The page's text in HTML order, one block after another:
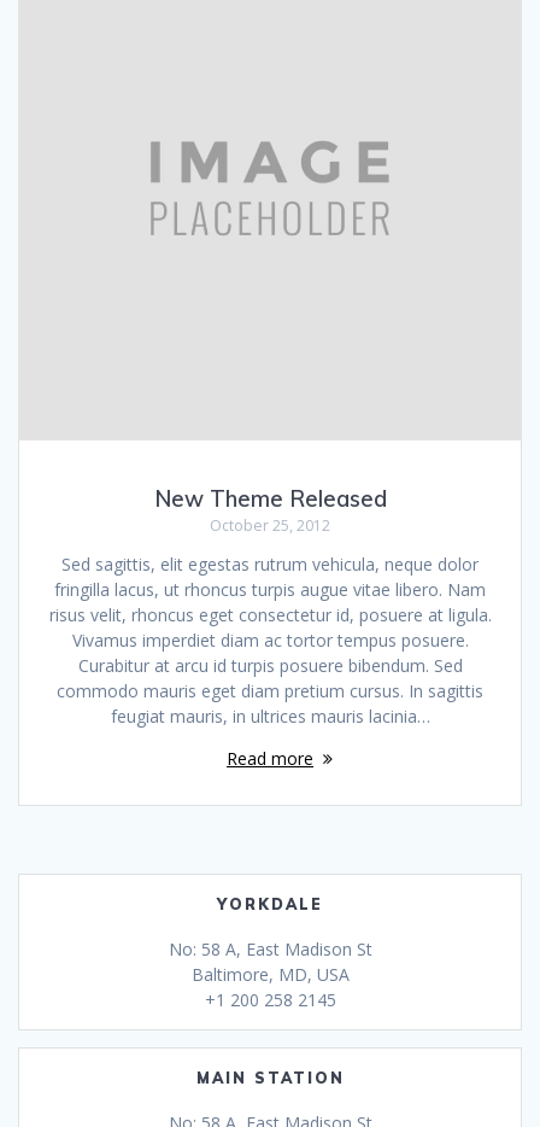
New Theme Released
October 25, 2012
Sed sagittis, elit egestas rutrum vehicula, neque dolor
fringilla lacus, ut rhoncus turpis augue vitae libero. Nam
risus velit, rhoncus eget consectetur id, posuere at ligula.
Vivamus imperdiet diam ac tortor tempus posuere.
Curabitur at arcu id turpis posuere bibendum. Sed
commodo mauris eget diam pretium cursus. In sagittis
feugiat mauris, in ultrices mauris lacinia…
Read more
YORKDALE
No: 58 A, East Madison St
Baltimore, MD, USA
+1 200 258 2145
MAIN STATION